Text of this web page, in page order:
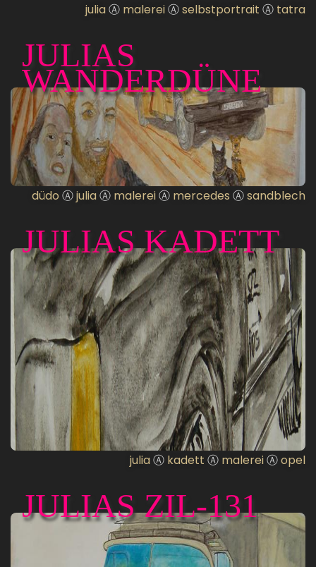
juliaⒶ malereiⒶselbstportrait Ⓐ tatra
JULIAS
WANDERDÜNE
düdo ⒶjuliaⒶ malereiⒶ mercedes Ⓐsandblech
JULIAS KADETT
juliaⒶ kadett Ⓐ malereiⒶopel
JULIAS ZIL-131